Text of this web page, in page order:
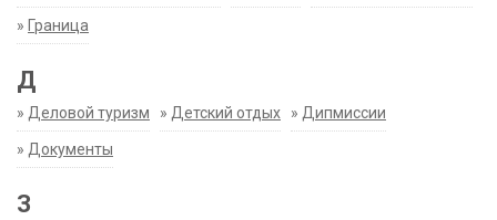
» Граница
Д
» Деловой туризм » Детский отдых » Дипмиссии
» Документы
З